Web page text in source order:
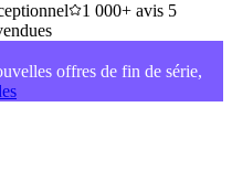
1 000+ avis 5
offres de fin de série,